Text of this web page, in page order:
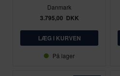
Danmark
3.795,00 DKK
På lager